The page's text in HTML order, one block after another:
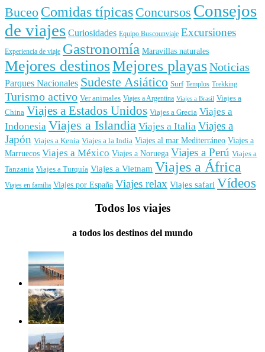
Buceo Comidas típicas Concursos Consejos
de viajes Curiosidades Equipo Buscounviaje Excursiones
Experiencia de viaje Gastronomía Maravillas naturales
Mejores destinosMejores playasNoticias
Parques Nacionales Sudeste Asiático Surf Templos Trekking
Turismo activo Ver animales Viajes a Argentina Viajes a Brasil Viajes a
China Viajes a Estados Unidos Viajes a Grecia Viajes a
Indonesia Viajes a Islandia Viajes a Italia Viajes a
Japón Viajes a Kenia Viajes a la India Viajes al mar Mediterráneo Viajes a
Marruecos Viajes a México Viajes a Noruega Viajes a Perú Viajes a
Tanzania Viajes a Turquía Viajes a Vietnam Viajes a África
Viajes en familia Viajes por España Viajes relax Viajes safari Vídeos
Todos los viajes
a todos los destinos del mundo